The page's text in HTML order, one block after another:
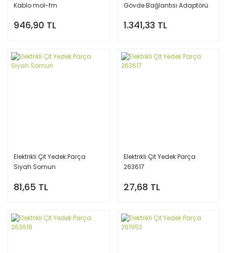
Kablo mol-fm
946,90 TL
Gövde Bağlantısı Adaptörü
1.341,33 TL
Elektrikli Çit Yedek Parça
Siyah Somun
81,65 TL
Elektrikli Çit Yedek Parça
263617
27,68 TL